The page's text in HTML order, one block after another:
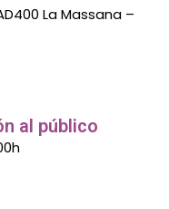
La Massana –
al público